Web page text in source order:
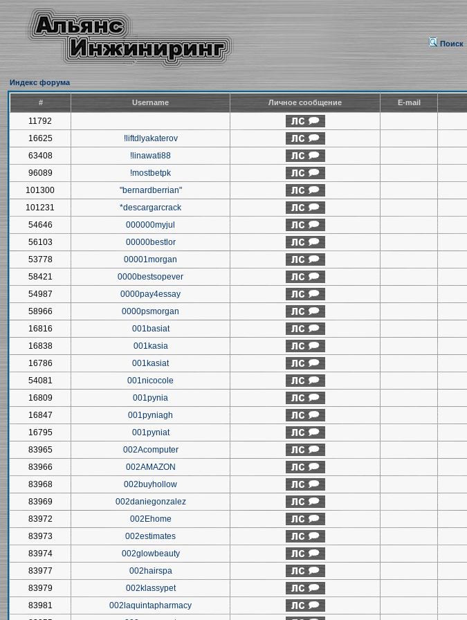
Поиск
Индекс форума
# Username Личное сообщение E-mail
11792
16625
!liftdlyakaterov
63408
!linawati88
96089
!mostbetpk
101300
"bernardberrian"
101231
*descargarcrack
54646
000000myjul
56103
00000bestlor
53778
00001morgan
58421
0000bestsopever
54987
0000pay4essay
58966
0000psmorgan
16816
001basiat
16838
001kasia
16786
001kasiat
54081
001nicocole
16809
001pynia
16847
001pyniagh
16795
001pyniat
83965
002Acomputer
83966
002AMAZON
83968
002buyhollow
83969
002daniegonzalez
83972
002Ehome
83973
002estimates
83974
002glowbeauty
83977
002hairspa
83979
002klassypet
83981
002laquintapharmacy